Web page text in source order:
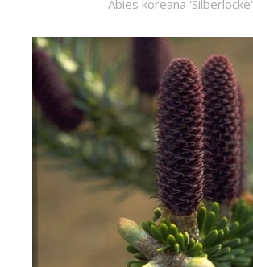
Abies koreana 'Silberlocke'